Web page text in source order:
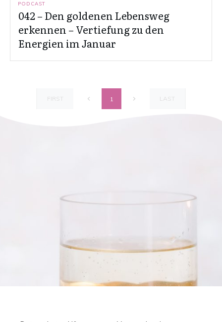
PODCAST
042 – Den goldenen Lebensweg
erkennen – Vertiefung zu den
Energien im Januar
FIRST 1 LAST